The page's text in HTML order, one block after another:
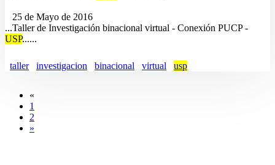
25 de Mayo de 2016
...Taller de Investigación binacional virtual - Conexión PUCP -
USP......
taller investigacion binacional virtual usp
«
1
2
»